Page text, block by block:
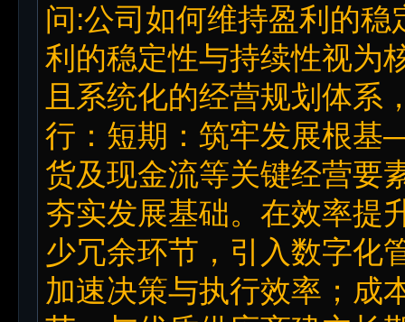
问:公司如何维持盈利的
利的稳定性与持续性视为
且系统化的经营规划体系
行：短期：筑牢发展根
货及现金流等关键经营要
夯实发展基础。在效率提
少冗余环节，引入数字化
加速决策与执行效率；成